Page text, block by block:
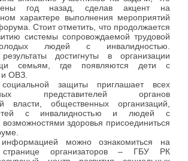
год назад, сделав акцент на
характере выполнения мероприятий
Стоит отметить, что продолжается
системы сопровождаемой трудовой
людей с инвалидностью.
достигнуты в организации
семьям, где появляются дети с
ОВЗ.
социальной защиты приглашает всех
представителей органов
власти, общественных организаций,
с инвалидностью и людей с
здоровья присоединиться
можно ознакомиться на
странице организаторов – ГБУ РК